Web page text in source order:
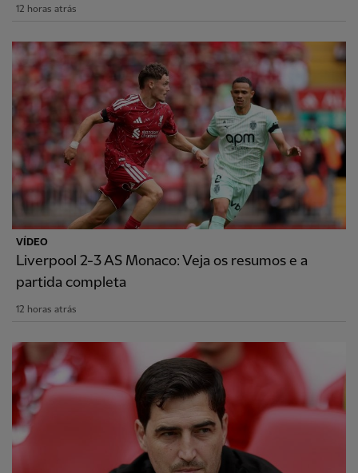
12 horas atrás
VÍDEO
Liverpool 2-3 AS Monaco: Veja os resumos e a
partida completa
12 horas atrás